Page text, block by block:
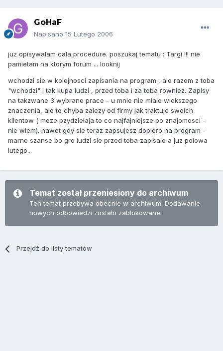
GoHaF
Napisano 15 Lutego 2006
juz opisywalam cala procedure. poszukaj tematu : Targi !!! nie
pamietam na ktorym forum ... looknij
wchodzi sie w kolejnosci zapisania na program , ale razem z toba
"wchodzi" i tak kupa ludzi , przed toba i za toba rowniez. Zapisy
na takzwane 3 wybrane prace - u mnie nie mialo wiekszego
znaczenia, ale to chyba zalezy od firmy jak traktuje swoich
klientow ( moze pzydzielaja to co najfajniejsze po znajomosci -
nie wiem). nawet gdy sie teraz zapsujesz dopiero na program -
marne szanse bo gro ludzi sie przed toba zapisalo a juz polowa
lutego...
Temat został przeniesiony do archiwum
Ten temat przebywa obecnie w archiwum. Dodawanie
nowych odpowiedzi zostało zablokowane.
Przejdź do listy tematów